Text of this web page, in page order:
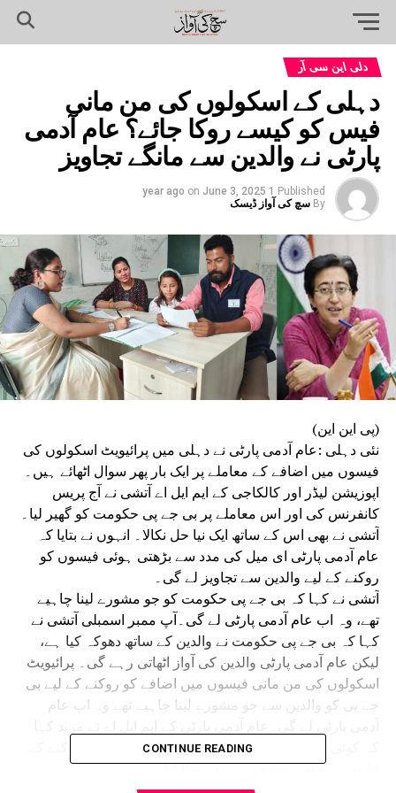
دلی این سی آر
دہلی کے اسکولوں کی من مانی
فیس کو کیسے روکا جائے؟ عام آدمی
پارٹی نے والدین سے مانگے تجاویز
Published
1 year ago
on June 3, 2025
By سچ کی آواز ڈیسک
(پی این این)
نئی دہلی :عام آدمی پارٹی نے دہلی میں پرائیویٹ اسکولوں کی
فیسوں میں اضافے کے معاملے پر ایک بار پھر سوال اٹھائے ہیں۔
اپوزیشن لیڈر اور کالکاجی کے ایم ایل اے آتشی نے آج پریس
کانفرنس کی اور اس معاملے پر بی جے پی حکومت کو گھیر لیا۔
آتشی نے بھی اس کے ساتھ ایک نیا حل نکالا۔ انہوں نے بتایا کہ
عام آدمی پارٹی ای میل کی مدد سے بڑھتی ہوئی فیسوں کو
روکنے کے لیے والدین سے تجاویز لے گی۔
آتشی نے کہا کہ بی جے پی حکومت کو جو مشورے لینا چاہیے
تھے، وہ اب عام آدمی پارٹی لے گی۔آپ ممبر اسمبلی آتشی نے
کہا کہ بی جے پی حکومت نے والدین کے ساتھ دھوکہ کیا ہے،
لیکن عام آدمی پارٹی والدین کی آواز اٹھاتی رہے گی۔ پرائیویٹ
اسکولوں کی من مانی فیسوں میں اضافے کو روکنے کے لیے بی
جے پی کو والدین سے جو مشورے لینا چاہیے تھے وہ اب عام
کہ کوئی بھی والدین، کارکن جو فیس میں اضافے کو روکنے کے
قانون پر تجاویز دینا چاہتے ہیں یا AAP قانون ساز پارٹی
CONTINUE READING